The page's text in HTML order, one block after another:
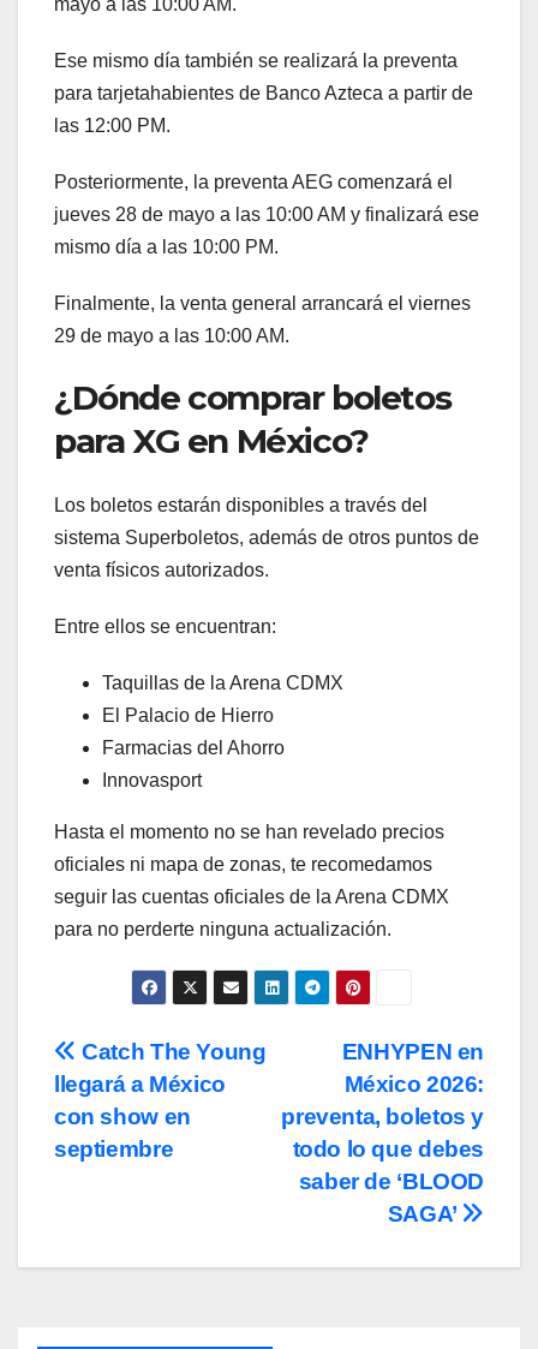
Ese mismo día también se realizará la preventa
para tarjetahabientes de Banco Azteca a partir de
las 12:00 PM.
Posteriormente, la preventa AEG comenzará el
jueves 28 de mayo a las 10:00 AM y finalizará ese
mismo día a las 10:00 PM.
Finalmente, la venta general arrancará el viernes
29 de mayo a las 10:00 AM.
¿Dónde comprar boletos
para XG en México?
Los boletos estarán disponibles a través del
sistema Superboletos, además de otros puntos de
venta físicos autorizados.
Entre ellos se encuentran:
Taquillas de la Arena CDMX
El Palacio de Hierro
Farmacias del Ahorro
Innovasport
Hasta el momento no se han revelado precios
oficiales ni mapa de zonas, te recomedamos
seguir las cuentas oficiales de la Arena CDMX
para no perderte ninguna actualización.
Navegación
de
entradas
ENHYPEN en
México 2026:
preventa, boletos y
todo lo que debes
saber de ‘BLOOD
SAGA’
Catch The Young
llegará a México
con show en
septiembre